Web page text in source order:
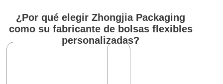
¿Por qué elegir Zhongjia Packaging
como su fabricante de bolsas flexibles
personalizadas?